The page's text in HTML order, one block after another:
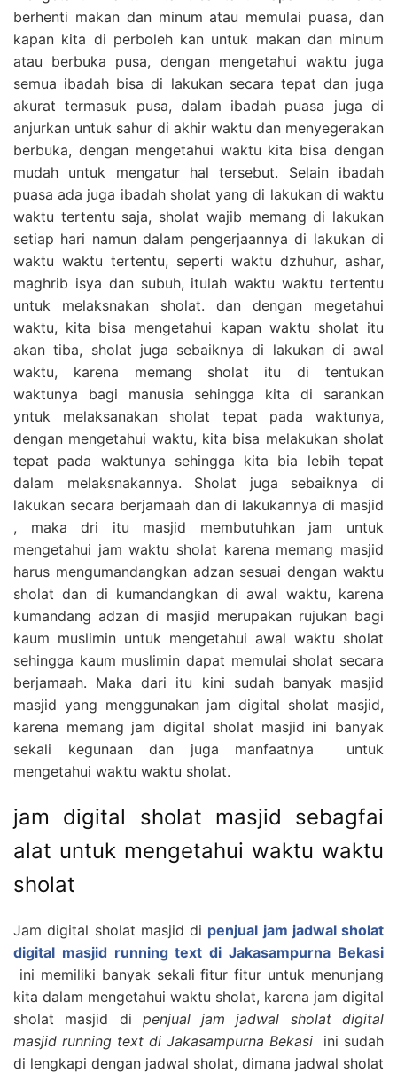
berhenti makan dan minum atau memulai puasa, dan
kapan kita di perboleh kan untuk makan dan minum
atau berbuka pusa, dengan mengetahui waktu juga
semua ibadah bisa di lakukan secara tepat dan juga
akurat termasuk pusa, dalam ibadah puasa juga di
anjurkan untuk sahur di akhir waktu dan menyegerakan
berbuka, dengan mengetahui waktu kita bisa dengan
mudah untuk mengatur hal tersebut. Selain ibadah
puasa ada juga ibadah sholat yang di lakukan di waktu
waktu tertentu saja, sholat wajib memang di lakukan
setiap hari namun dalam pengerjaannya di lakukan di
waktu waktu tertentu, seperti waktu dzhuhur, ashar,
maghrib isya dan subuh, itulah waktu waktu tertentu
untuk melaksnakan sholat. dan dengan megetahui
waktu, kita bisa mengetahui kapan waktu sholat itu
akan tiba, sholat juga sebaiknya di lakukan di awal
waktu, karena memang sholat itu di tentukan
waktunya bagi manusia sehingga kita di sarankan
yntuk melaksanakan sholat tepat pada waktunya,
dengan mengetahui waktu, kita bisa melakukan sholat
tepat pada waktunya sehingga kita bia lebih tepat
dalam melaksnakannya. Sholat juga sebaiknya di
lakukan secara berjamaah dan di lakukannya di masjid
, maka dri itu masjid membutuhkan jam untuk
mengetahui jam waktu sholat karena memang masjid
harus mengumandangkan adzan sesuai dengan waktu
sholat dan di kumandangkan di awal waktu, karena
kumandang adzan di masjid merupakan rujukan bagi
kaum muslimin untuk mengetahui awal waktu sholat
sehingga kaum muslimin dapat memulai sholat secara
berjamaah. Maka dari itu kini sudah banyak masjid
masjid yang menggunakan jam digital sholat masjid,
karena memang jam digital sholat masjid ini banyak
sekali kegunaan dan juga manfaatnya untuk
mengetahui waktu waktu sholat.
jam digital sholat masjid sebagfai
alat untuk mengetahui waktu waktu
sholat
Jam digital sholat masjid di penjual jam jadwal sholat
digital masjid running text di Jakasampurna Bekasi
ini memiliki banyak sekali fitur fitur untuk menunjang
kita dalam mengetahui waktu sholat, karena jam digital
sholat masjid di penjual jam jadwal sholat digital
masjid running text di Jakasampurna Bekasi ini sudah
di lengkapi dengan jadwal sholat, dimana jadwal sholat